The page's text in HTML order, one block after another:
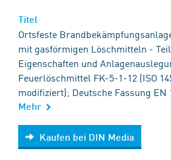
Ortsfeste
mit gasförmigen Löschmitteln -
Eigenschaften und
Feuerlöschmittel FK-5-1-12 (ISO
modifiziert); Deutsche Fassung EN
Mehr
Kaufen bei DIN Media
Kaufen bei DIN Media